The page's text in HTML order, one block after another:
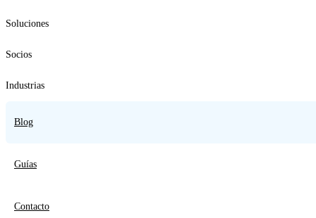
Soluciones
Socios
Industrias
Blog
Guías
Contacto